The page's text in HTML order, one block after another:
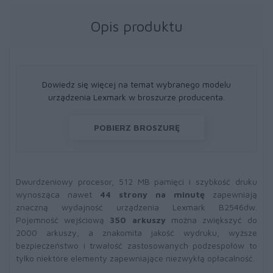
Opis produktu
Dowiedz się więcej na temat wybranego modelu
urządzenia Lexmark w broszurze producenta.
POBIERZ BROSZURĘ
Dwurdzeniowy procesor, 512 MB pamięci i szybkość druku
wynosząca nawet 44 strony na minutę zapewniają
znaczną wydajność urządzenia Lexmark B2546dw.
Pojemność wejściową 350 arkuszy można zwiększyć do
2000 arkuszy, a znakomita jakość wydruku, wyższe
bezpieczeństwo i trwałość zastosowanych podzespołów to
tylko niektóre elementy zapewniające niezwykłą opłacalność.